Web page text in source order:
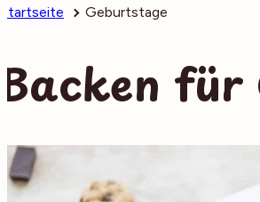
Startseite Geburtstage
Backen